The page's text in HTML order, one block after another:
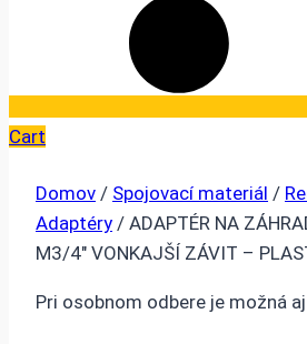
Cart
Domov / Spojovací materiál /
Adaptéry / ADAPTÉR NA
M3/4″ VONKAJŠÍ ZÁVIT –
Pri osobnom odbere je možná